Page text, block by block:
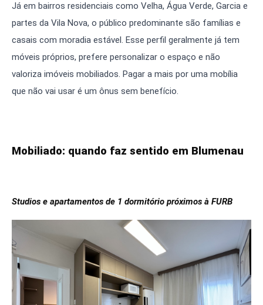
Já em bairros residenciais como Velha, Água Verde, Garcia e
partes da Vila Nova, o público predominante são famílias e
casais com moradia estável. Esse perfil geralmente já tem
móveis próprios, prefere personalizar o espaço e não
valoriza imóveis mobiliados. Pagar a mais por uma mobília
que não vai usar é um ônus sem benefício.
Mobiliado: quando faz sentido em Blumenau
Studios e apartamentos de 1 dormitório próximos à FURB